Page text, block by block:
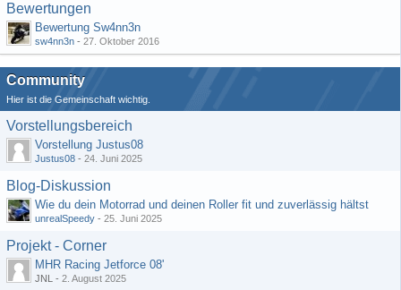
Bewertungen
Bewertung Sw4nn3n
sw4nn3n - 27. Oktober 2016
Community
Hier ist die Gemeinschaft wichtig.
Vorstellungsbereich
Vorstellung Justus08
Justus08 - 24. Juni 2025
Blog-Diskussion
Wie du dein Motorrad und deinen Roller fit und zuverlässig hältst
unrealSpeedy - 25. Juni 2025
Projekt - Corner
MHR Racing Jetforce 08'
JNL - 2. August 2025